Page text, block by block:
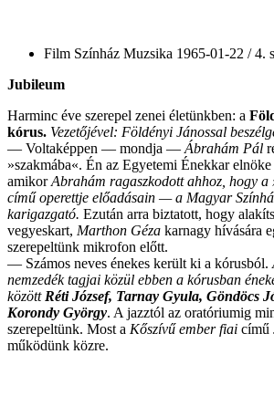
Film Színház Muzsika 1965-01-22 / 4.
Jubileum
Harminc éve szerepel zenei életünkben: a
kórus. Vezetőjével: Földényi Jánossal
— Voltaképpen — mondja — Ábrahám Pál
»szakmába«. Én az Egyetemi Énekkar
amikorAbrahám ragaszkodott ahhoz, hogy
című operettje előadásain — a Magyar
karigazgató. Ezután arra biztatott, hogy
vegyeskart, Marthon Géza karnagy hívására
szerepeltünk mikrofon előtt.
— Számos neves énekes került ki a kórusból.
nemzedék tagjai közül ebben a kórusban
között Réti József, Tarnay Gyula, Göndöcs
Korondy György. A jazztól az oratóriumig
szerepeltünk. Most a Kőszívű ember fiai című
működünk közre.